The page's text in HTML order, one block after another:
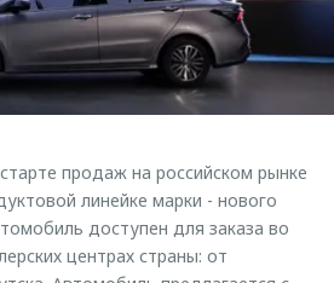
продаж на российском рынке
линейке марки - нового
доступен для заказа во
центрах страны: от